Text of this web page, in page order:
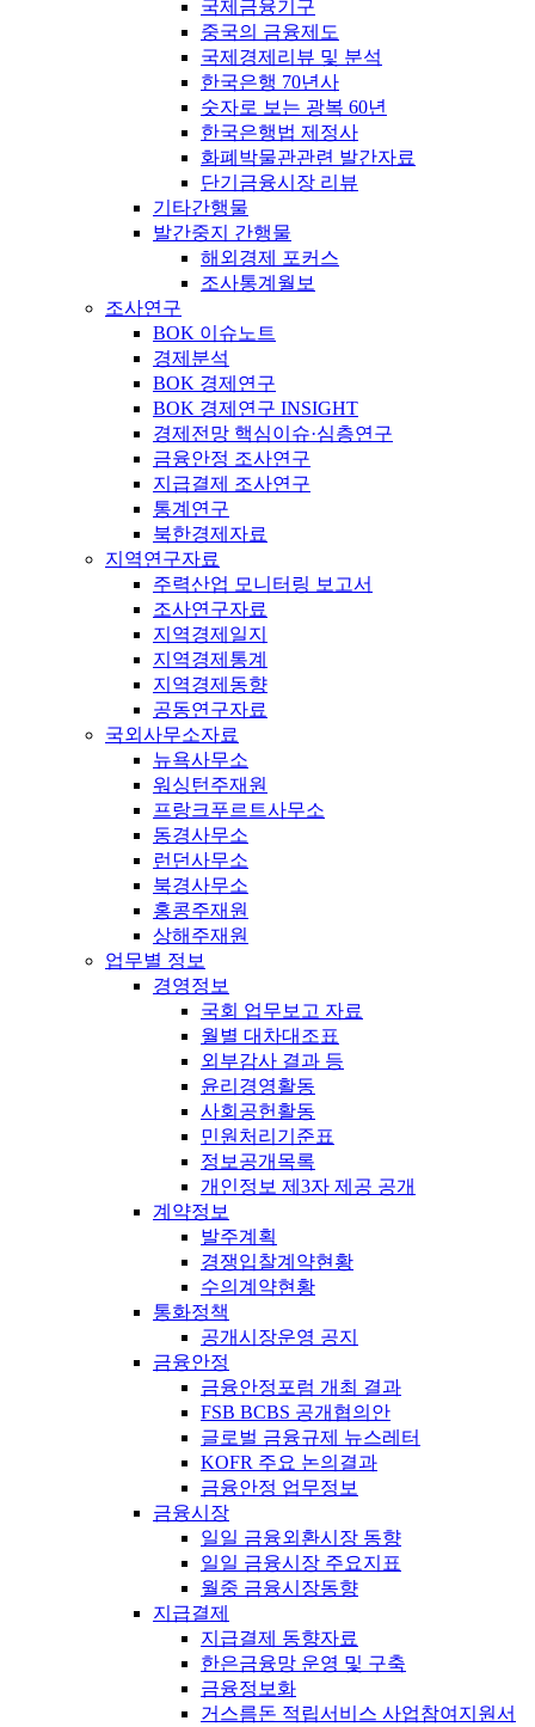
국제금융기구
중국의 금융제도
국제경제리뷰 및 분석
한국은행 70년사
숫자로 보는 광복 60년
한국은행법 제정사
화폐박물관관련 발간자료
단기금융시장 리뷰
기타간행물
발간중지 간행물
해외경제 포커스
조사통계월보
조사연구
BOK 이슈노트
경제분석
BOK 경제연구
BOK 경제연구 INSIGHT
경제전망 핵심이슈·심층연구
금융안정 조사연구
지급결제 조사연구
통계연구
북한경제자료
지역연구자료
주력산업 모니터링 보고서
조사연구자료
지역경제일지
지역경제통계
지역경제동향
공동연구자료
국외사무소자료
뉴욕사무소
워싱턴주재원
프랑크푸르트사무소
동경사무소
런던사무소
북경사무소
홍콩주재원
상해주재원
업무별 정보
경영정보
국회 업무보고 자료
월별 대차대조표
외부감사 결과 등
윤리경영활동
사회공헌활동
민원처리기준표
정보공개목록
개인정보 제3자 제공 공개
계약정보
발주계획
경쟁입찰계약현황
수의계약현황
통화정책
공개시장운영 공지
금융안정
금융안정포럼 개최 결과
FSB BCBS 공개협의안
글로벌 금융규제 뉴스레터
KOFR 주요 논의결과
금융안정 업무정보
금융시장
일일 금융외환시장 동향
일일 금융시장 주요지표
월중 금융시장동향
지급결제
지급결제 동향자료
한은금융망 운영 및 구축
금융정보화
거스름돈 적립서비스 사업참여지원서